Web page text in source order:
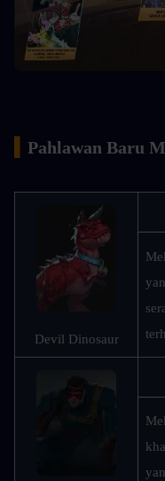
Pahlawan Baru
Devil Dinosaur